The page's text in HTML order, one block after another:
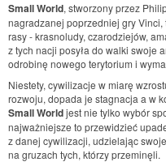
Small World, stworzony przez
nagradzanej poprzedniej gry
rasy - krasnoludy, czarodziejów,
z tych nacji posyła do walki swoje
odrobinę nowego terytorium i
Niestety, cywilizacje w miarę
rozwoju, dopada je stagnacja a w
Small Worldjest nie tylko wybór
najważniejsze to przewidzieć
z danej cywilizacji, udzielając
na gruzach tych, którzy przeminęli.